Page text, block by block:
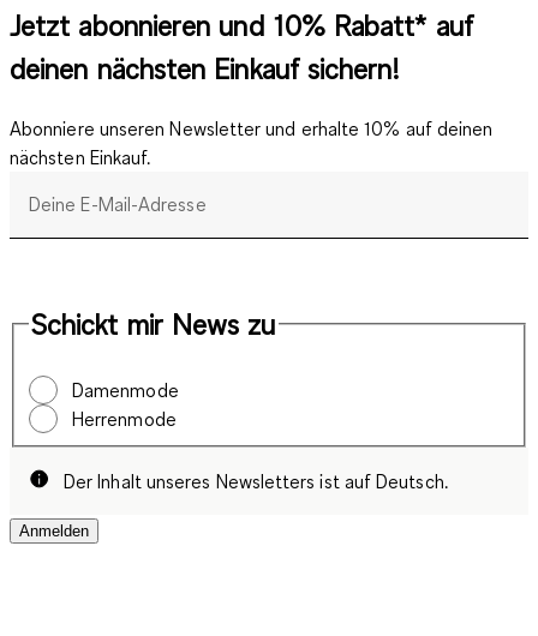
Jetzt abonnieren und 10% Rabatt* auf
deinen nächsten Einkauf sichern!
Abonniere unseren Newsletter und erhalte 10% auf deinen
nächsten Einkauf.
Deine E-Mail-Adresse
Schickt mir News zu
Damenmode
Herrenmode
Der Inhalt unseres Newsletters ist auf Deutsch.
Anmelden